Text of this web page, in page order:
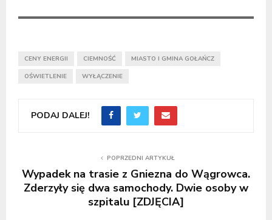
CENY ENERGII CIEMNOŚĆ MIASTO I GMINA GOŁAŃCZ
OŚWIETLENIE WYŁĄCZENIE
PODAJ DALEJ!
POPRZEDNI ARTYKUŁ
Wypadek na trasie z Gniezna do Wągrowca.
Zderzyły się dwa samochody. Dwie osoby w
szpitalu [ZDJĘCIA]